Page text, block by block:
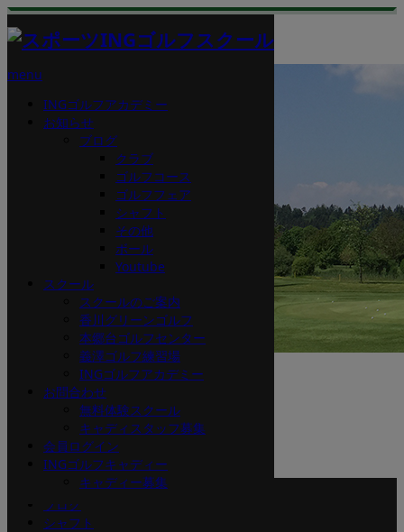
menu
INGゴルフアカデミー
お知らせ
ブログ
クラブ
ゴルフコース
ゴルフフェア
シャフト
その他
ボール
Youtube
スクール
スクールのご案内
香川グリーンゴルフ
本郷台ゴルフセンター
義澤ゴルフ練習場
INGゴルフアカデミー
お問合わせ
無料体験スクール
キャディスタッフ募集
会員ログイン
INGゴルフキャディー
キャディー募集
スタッフブログ
ホーム
ブログ
シャフト